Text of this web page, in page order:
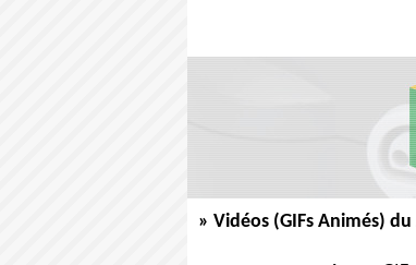
» Vidéos (GIFs Animés) du